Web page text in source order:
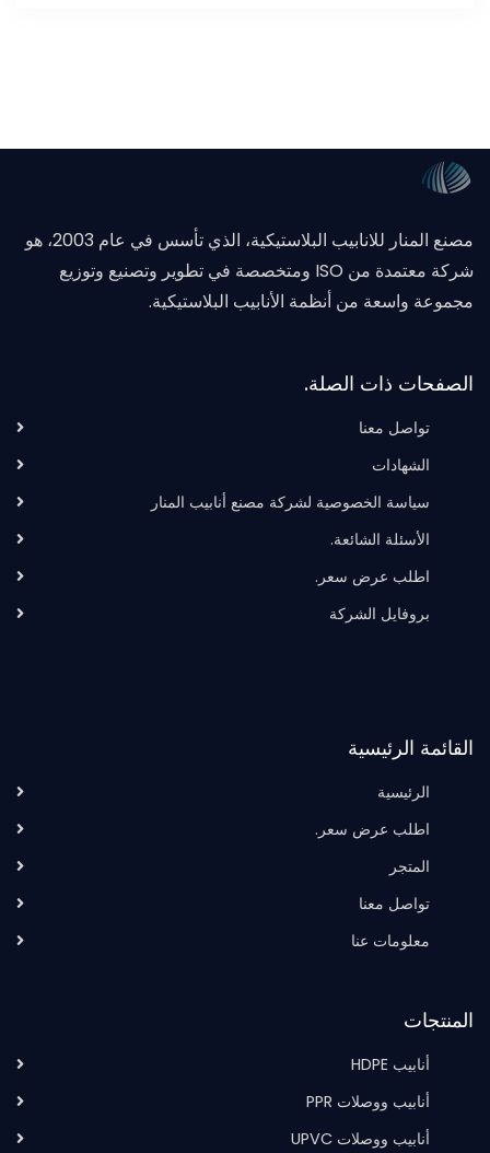
مصنع المنار للانابيب البلاستيكية، الذي تأسس في عام 2003، هو
شركة معتمدة من ISO ومتخصصة في تطوير وتصنيع وتوزيع
مجموعة واسعة من أنظمة الأنابيب البلاستيكية.
الصفحات ذات الصلة.
تواصل معنا
الشهادات
سياسة الخصوصية لشركة مصنع أنابيب المنار
الأسئلة الشائعة.
اطلب عرض سعر.
بروفايل الشركة
القائمة الرئيسية
الرئيسية
اطلب عرض سعر.
المتجر
تواصل معنا
معلومات عنا
المنتجات
أنابيب HDPE
أنابيب ووصلات PPR
أنابيب ووصلات UPVC